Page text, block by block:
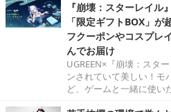
『崩壊：スターレイル
「限定ギフトBOX」
フクーポンやコスプレ
んでお届け
UGREEN×『崩壊：スタ
ンされていて美しい！モ
ど、ゲームと一緒に使い